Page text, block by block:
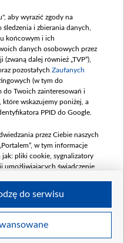
wewnętrznych
aby wyrazić zgody na
i zbierania danych,
końcowym i ich
danych osobowych przez
dalej również „TVP”),
pozostałych Zaufanych
(w tym do
do Twoich zainteresowań i
które wskazujemy poniżej, a
PPID do Google.
przez Ciebie naszych
w tym informacje
pliki cookie, sygnalizatory
świadczenie
przez Ciebie
do serwisu